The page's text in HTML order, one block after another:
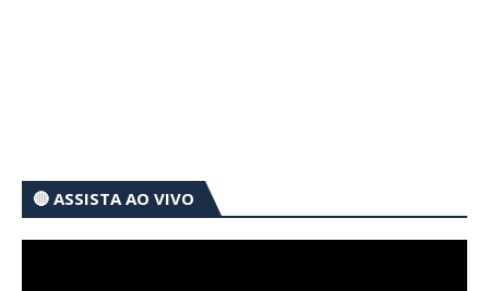
🔴 ASSISTA AO VIVO